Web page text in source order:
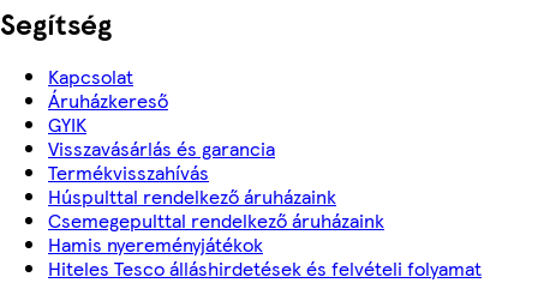
Segítség
Kapcsolat
Áruházkereső
GYIK
Visszavásárlás és garancia
Termékvisszahívás
Húspulttal rendelkező áruházaink
Csemegepulttal rendelkező áruházaink
Hamis nyereményjátékok
Hiteles Tesco álláshirdetések és felvételi folyamat